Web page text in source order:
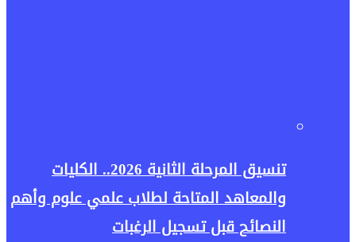
تنسيق المرحلة الثانية 2026.. الكليات
والمعاهد المتاحة لطلاب علمي علوم وأهم
النصائح قبل تسجيل الرغبات